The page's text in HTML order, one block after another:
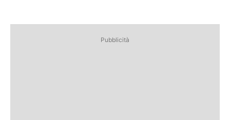
Pubblicità